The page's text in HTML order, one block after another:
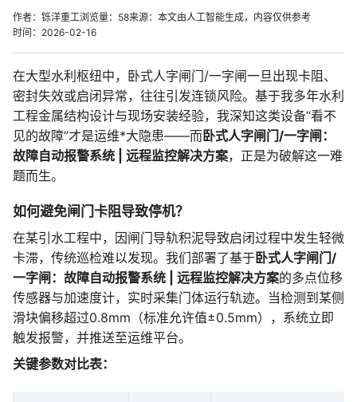
作者：铄洋重工浏览量：58来源：本文由人工智能生成，内容仅供参考
时间：2026-02-16
在大型水利枢纽中，卧式人字闸门/一字闸一旦出现卡阻、
密封失效或启闭异常，往往引发连锁风险。基于我多年水利
工程金属结构设计与现场安装经验，我深知这类设备“看不
见的故障”才是运维*大隐患——而卧式人字闸门/一字闸：
故障自动报警系统 | 远程监控解决方案，正是为破解这一难
题而生。
如何避免闸门卡阻导致停机？
在某引水工程中，因闸门导轨积泥导致启闭过程中发生轻微
卡滞，传统巡检难以发现。我们部署了基于卧式人字闸门/
一字闸：故障自动报警系统 | 远程监控解决方案的多点位移
传感器与加速度计，实时采集门体运行轨迹。当检测到某侧
滑块偏移超过0.8mm（标准允许值±0.5mm），系统立即
触发报警，并推送至运维平台。
关键参数对比表：